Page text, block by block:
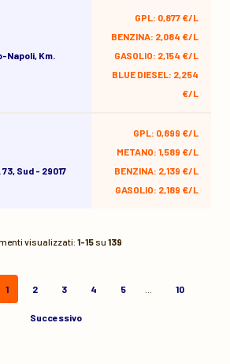
Napoli, Km.
GPL: 0,877 €/L
BENZINA: 2,084 €/L
GASOLIO: 2,154 €/L
BLUE DIESEL: 2,254
€/L
Sud - 29017
GPL: 0,899 €/L
METANO: 1,589 €/L
BENZINA: 2,139 €/L
GASOLIO: 2,189 €/L
visualizzati: 1-15su 139
1 2 3 4 5 10
Successivo